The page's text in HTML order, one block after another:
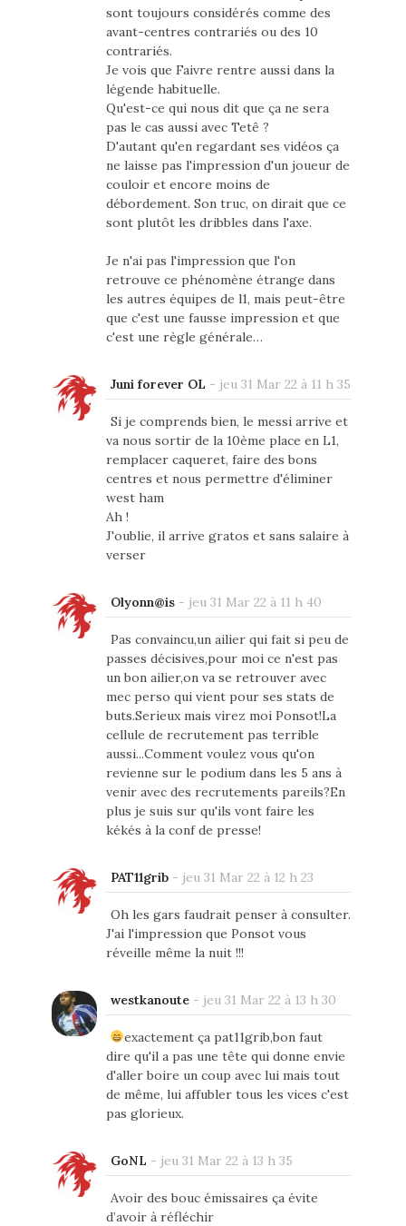
sont toujours considérés comme des
avant-centres contrariés ou des 10
contrariés.
Je vois que Faivre rentre aussi dans la
légende habituelle.
Qu'est-ce qui nous dit que ça ne sera
pas le cas aussi avec Tetê ?
D'autant qu'en regardant ses vidéos ça
ne laisse pas l'impression d'un joueur de
couloir et encore moins de
débordement. Son truc, on dirait que ce
sont plutôt les dribbles dans l'axe.
Je n'ai pas l'impression que l'on
retrouve ce phénomène étrange dans
les autres équipes de l1, mais peut-être
que c'est une fausse impression et que
c'est une règle générale…
Juni forever OL - jeu 31 Mar 22 à 11 h 35
Si je comprends bien, le messi arrive et
va nous sortir de la 10ème place en L1,
remplacer caqueret, faire des bons
centres et nous permettre d'éliminer
west ham
Ah !
J'oublie, il arrive gratos et sans salaire à
verser
Olyonn@is- jeu 31 Mar 22 à 11 h 40
Pas convaincu,un ailier qui fait si peu de
passes décisives,pour moi ce n'est pas
un bon ailier,on va se retrouver avec
mec perso qui vient pour ses stats de
buts.Serieux mais virez moi Ponsot!La
cellule de recrutement pas terrible
aussi...Comment voulez vous qu'on
revienne sur le podium dans les 5 ans à
venir avec des recrutements pareils?En
plus je suis sur qu'ils vont faire les
kékés à la conf de presse!
PAT11grib- jeu 31 Mar 22 à 12 h 23
Oh les gars faudrait penser à consulter.
J'ai l'impression que Ponsot vous
réveille même la nuit !!!
westkanoute- jeu 31 Mar 22 à 13 h 30
exactement ça pat11grib,bon faut
dire qu'il a pas une tête qui donne envie
d'aller boire un coup avec lui mais tout
de même, lui affubler tous les vices c'est
pas glorieux.
GoNL - jeu 31 Mar 22 à 13 h 35
Avoir des bouc émissaires ça évite
d’avoir à réfléchir